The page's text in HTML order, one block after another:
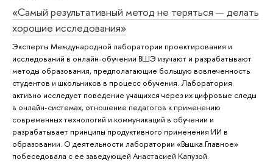
«Самый результативный метод не теряться — делать
хорошие исследования»
Эксперты Международной лаборатории проектирования и
исследований в онлайн-обучении ВШЭ изучают и разрабатывают
методы образования, предполагающие большую вовлеченность
студентов и школьников в процесс обучения. Лаборатория
активно исследует поведение учащихся через их цифровые следы
в онлайн-системах, отношение педагогов к применению
современных технологий и коммуникаций в обучении и
разрабатывает принципы продуктивного применения ИИ в
образовании. О деятельности лаборатории «Вышка.Главное»
побеседовала с ее заведующей Анастасией Капузой.